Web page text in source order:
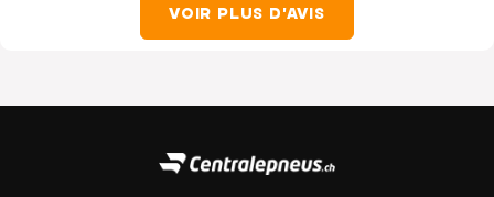
VOIR PLUS D'AVIS